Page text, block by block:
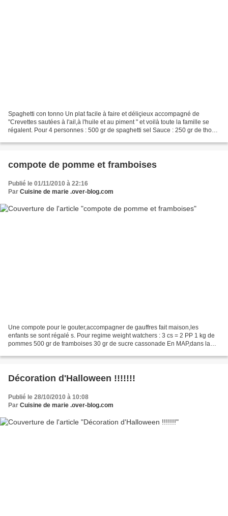
Spaghetti con tonno Un plat facile à faire et déliçieux accompagné de
"Crevettes sautées à l'ail,à l'huile et au piment " et voilà toute la famille se
régalent. Pour 4 personnes : 500 gr de spaghetti sel Sauce : 250 gr de thon
compote de pomme et framboises
Publié le 01/11/2010 à 22:16
Par Cuisine de marie .over-blog.com
Une compote pour le gouter,accompagner de gauffres fait maison,les
enfants se sont régalé s. Pour regime weight watchers : 3 cs = 2 PP 1 kg de
pommes 500 gr de framboises 30 gr de sucre cassonade En MAP,dans la
Décoration d'Halloween !!!!!!!
Publié le 28/10/2010 à 10:08
Par Cuisine de marie .over-blog.com